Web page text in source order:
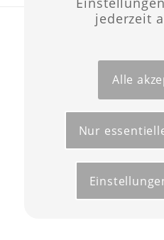
Layout & Website-Erstellung
jederzeit
Alle
Nur